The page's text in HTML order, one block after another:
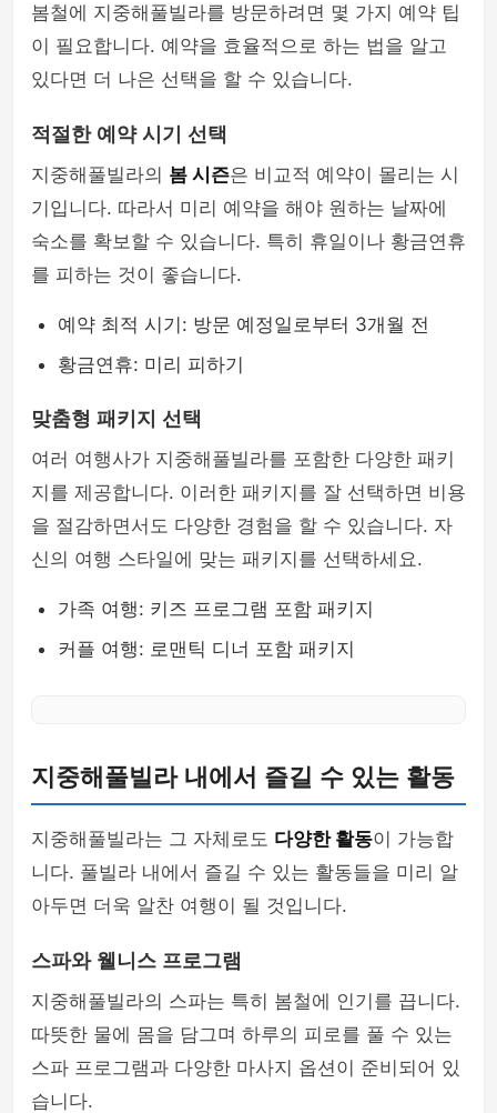
봄철에 지중해풀빌라를 방문하려면 몇 가지 예약 팁
이 필요합니다. 예약을 효율적으로 하는 법을 알고
있다면 더 나은 선택을 할 수 있습니다.
적절한 예약 시기 선택
지중해풀빌라의 봄 시즌은 비교적 예약이 몰리는 시
기입니다. 따라서 미리 예약을 해야 원하는 날짜에
숙소를 확보할 수 있습니다. 특히 휴일이나 황금연휴
를 피하는 것이 좋습니다.
예약 최적 시기: 방문 예정일로부터 3개월 전
황금연휴: 미리 피하기
맞춤형 패키지 선택
여러 여행사가 지중해풀빌라를 포함한 다양한 패키
지를 제공합니다. 이러한 패키지를 잘 선택하면 비용
을 절감하면서도 다양한 경험을 할 수 있습니다. 자
신의 여행 스타일에 맞는 패키지를 선택하세요.
가족 여행: 키즈 프로그램 포함 패키지
커플 여행: 로맨틱 디너 포함 패키지
지중해풀빌라 내에서 즐길 수 있는 활동
지중해풀빌라는 그 자체로도 다양한 활동이 가능합
니다. 풀빌라 내에서 즐길 수 있는 활동들을 미리 알
아두면 더욱 알찬 여행이 될 것입니다.
스파와 웰니스 프로그램
지중해풀빌라의 스파는 특히 봄철에 인기를 끕니다.
따뜻한 물에 몸을 담그며 하루의 피로를 풀 수 있는
스파 프로그램과 다양한 마사지 옵션이 준비되어 있
습니다.